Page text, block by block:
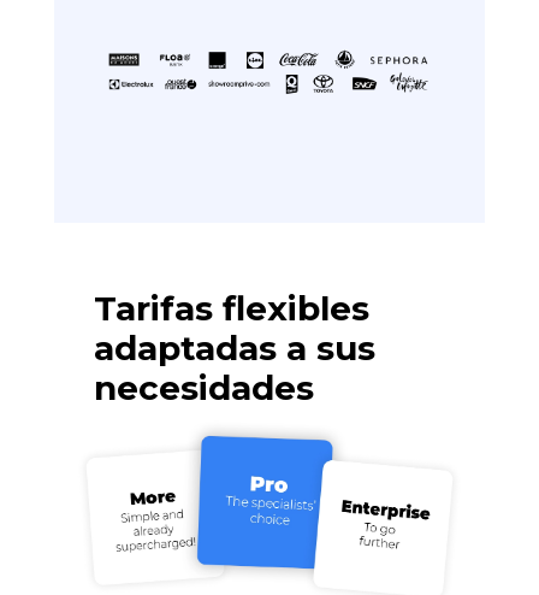
Tarifas flexibles
adaptadas a sus
necesidades